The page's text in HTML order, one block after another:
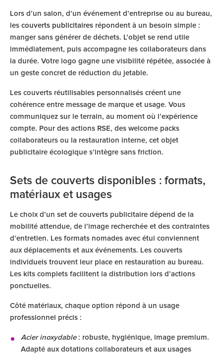
Lors d’un salon, d’un événement d’entreprise ou au bureau,
les couverts publicitaires répondent à un besoin simple :
manger sans générer de déchets. L’objet se rend utile
immédiatement, puis accompagne les collaborateurs dans
la durée. Votre logo gagne une visibilité répétée, associée à
un geste concret de réduction du jetable.
Les couverts réutilisables personnalisés créent une
cohérence entre message de marque et usage. Vous
communiquez sur le terrain, au moment où l’expérience
compte. Pour des actions RSE, des welcome packs
collaborateurs ou la restauration interne, cet objet
publicitaire écologique s’intègre sans friction.
Sets de couverts disponibles : formats,
matériaux et usages
Le choix d’un set de couverts publicitaire dépend de la
mobilité attendue, de l’image recherchée et des contraintes
d’entretien. Les formats nomades avec étui conviennent
aux déplacements et aux événements. Les couverts
individuels trouvent leur place en restauration au bureau.
Les kits complets facilitent la distribution lors d’actions
ponctuelles.
Côté matériaux, chaque option répond à un usage
professionnel précis :
Acier inoxydable: robuste, hygiénique, image premium.
Adapté aux dotations collaborateurs et aux usages